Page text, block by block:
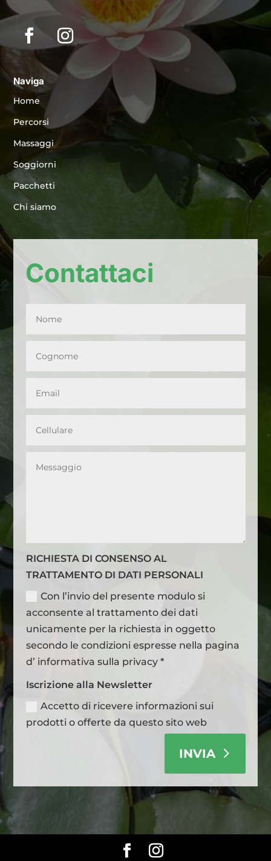
Naviga
Home
Percorsi
Massaggi
Soggiorni
Pacchetti
Chi siamo
Contattaci
RICHIESTA DI CONSENSO AL
TRATTAMENTO DI DATI PERSONALI
Con l’invio del presente modulo si
acconsente al trattamento dei dati
unicamente per la richiesta in oggetto
secondo le condizioni espresse nella pagina
d’ informativa sulla privacy *
Iscrizione alla Newsletter
Accetto di ricevere informazioni sui
prodotti o offerte da questo sito web
INVIA